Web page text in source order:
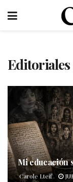
Editoriales
Mi educación
Carole Lteif